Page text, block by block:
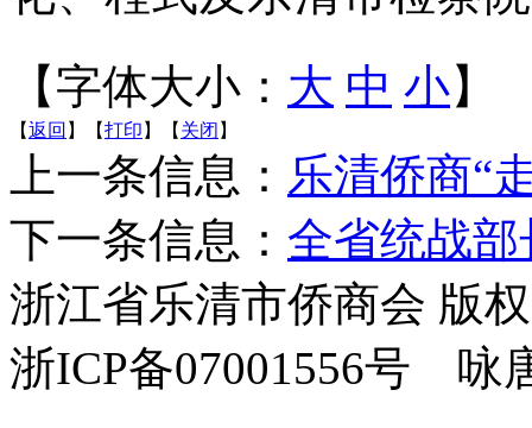
【字体大小： 大 中 小】
【返回 】【打印 】【 关闭 】
上一条信息： 乐清侨商“
下一条信息： 全省统战
浙江省乐清市侨商会 版
浙ICP备07001556号 咏